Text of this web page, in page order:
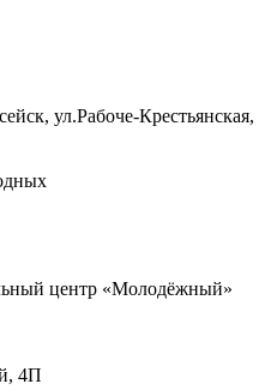
ул.Рабоче-Крестьянская,
центр «Молодёжный»
4П